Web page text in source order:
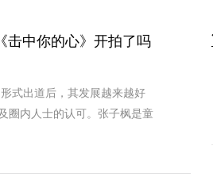
击中你的心》开拍了吗
式出道后，其发展越来越好
圈内人士的认可。张子枫是童